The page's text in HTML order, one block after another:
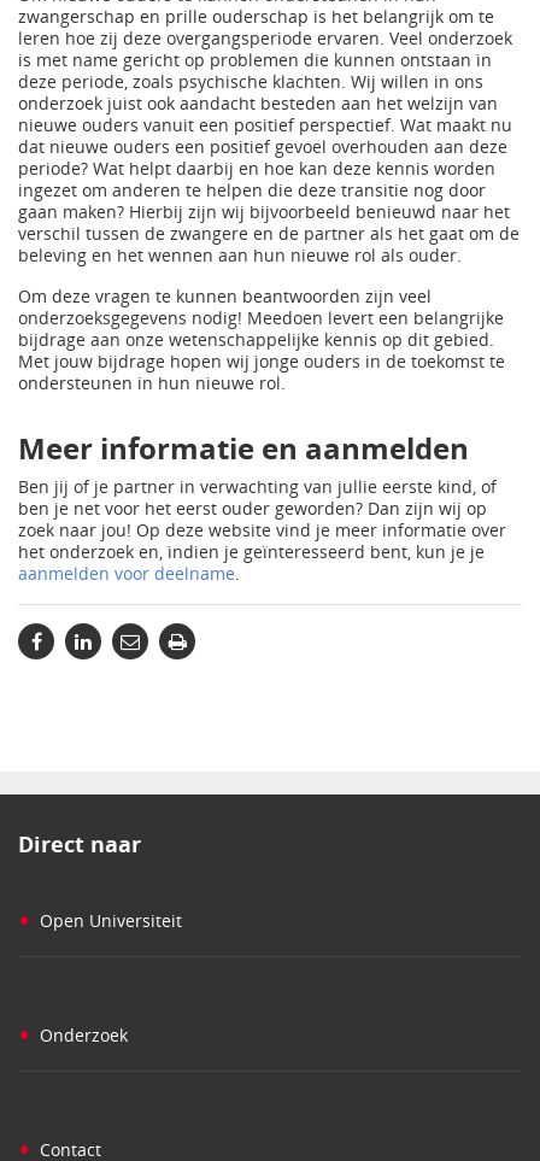
zwangerschap en prille ouderschap is het belangrijk om te
leren hoe zij deze overgangsperiode ervaren. Veel onderzoek
is met name gericht op problemen die kunnen ontstaan in
deze periode, zoals psychische klachten. Wij willen in ons
onderzoek juist ook aandacht besteden aan het welzijn van
nieuwe ouders vanuit een positief perspectief. Wat maakt nu
dat nieuwe ouders een positief gevoel overhouden aan deze
periode? Wat helpt daarbij en hoe kan deze kennis worden
ingezet om anderen te helpen die deze transitie nog door
gaan maken? Hierbij zijn wij bijvoorbeeld benieuwd naar het
verschil tussen de zwangere en de partner als het gaat om de
beleving en het wennen aan hun nieuwe rol als ouder.
Om deze vragen te kunnen beantwoorden zijn veel
onderzoeksgegevens nodig! Meedoen levert een belangrijke
bijdrage aan onze wetenschappelijke kennis op dit gebied.
Met jouw bijdrage hopen wij jonge ouders in de toekomst te
ondersteunen in hun nieuwe rol.
Meer informatie en aanmelden
Ben jij of je partner in verwachting van jullie eerste kind, of
ben je net voor het eerst ouder geworden? Dan zijn wij op
zoek naar jou! Op deze website vind je meer informatie over
het onderzoek en, indien je geïnteresseerd bent, kun je je
aanmelden voor deelname.
Direct naar
• Open Universiteit
• Onderzoek
• Contact